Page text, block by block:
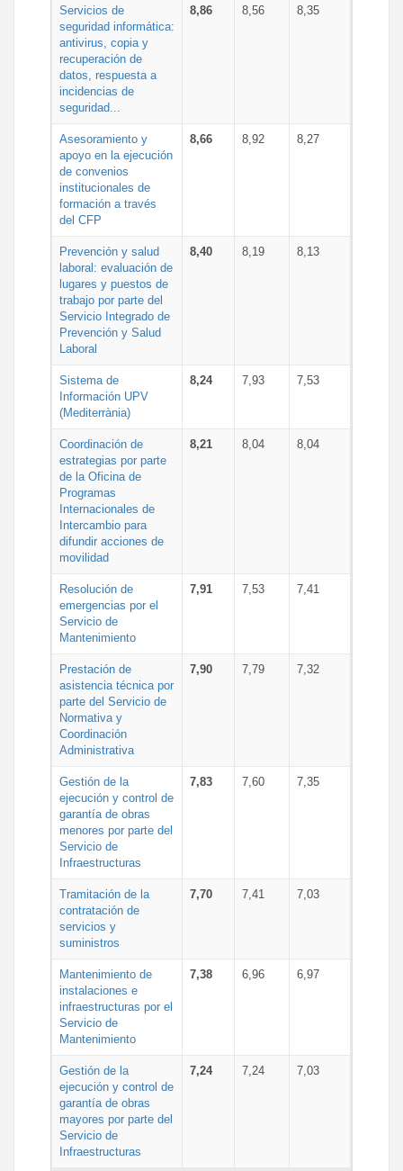
Servicios de
seguridad informática:
antivirus, copia y
recuperación de
datos, respuesta a
incidencias de
seguridad...
8,86 8,56 8,35
Asesoramiento y
apoyo en la ejecución
de convenios
institucionales de
formación a través
del CFP
8,66 8,92 8,27
Prevención y salud
laboral: evaluación de
lugares y puestos de
trabajo por parte del
Servicio Integrado de
Prevención y Salud
Laboral
8,40 8,19 8,13
Sistema de
Información UPV
(Mediterrània)
8,24 7,93 7,53
Coordinación de
estrategias por parte
de la Oficina de
Programas
Internacionales de
Intercambio para
difundir acciones de
movilidad
8,21 8,04 8,04
Resolución de
emergencias por el
Servicio de
Mantenimiento
7,91 7,53 7,41
Prestación de
asistencia técnica por
parte del Servicio de
Normativa y
Coordinación
Administrativa
7,90 7,79 7,32
Gestión de la
ejecución y control de
garantía de obras
menores por parte del
Servicio de
Infraestructuras
7,83 7,60 7,35
Tramitación de la
contratación de
servicios y
suministros
7,70 7,41 7,03
Mantenimiento de
instalaciones e
infraestructuras por el
Servicio de
Mantenimiento
7,38 6,96 6,97
Gestión de la
ejecución y control de
garantía de obras
mayores por parte del
Servicio de
Infraestructuras
7,24 7,24 7,03